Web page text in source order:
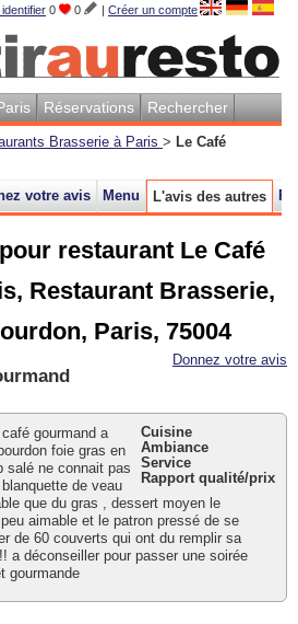
0 0 | Créer un compte
Réservations Rechercher
Brasserie à Paris > Le Café
votre avis Menu L'avis des autres
restaurant Le Café
Restaurant Brasserie,
Paris, 75004
Donnez votre avis
Cuisine
Ambiance
Service
Rapport qualité/prix
gourmand a
foie gras en
salé ne connait pas
de veau
que du gras , dessert moyen le
aimable et le patron pressé de se
de 60 couverts qui ont du remplir sa
a déconseiller pour passer une soirée
gourmande